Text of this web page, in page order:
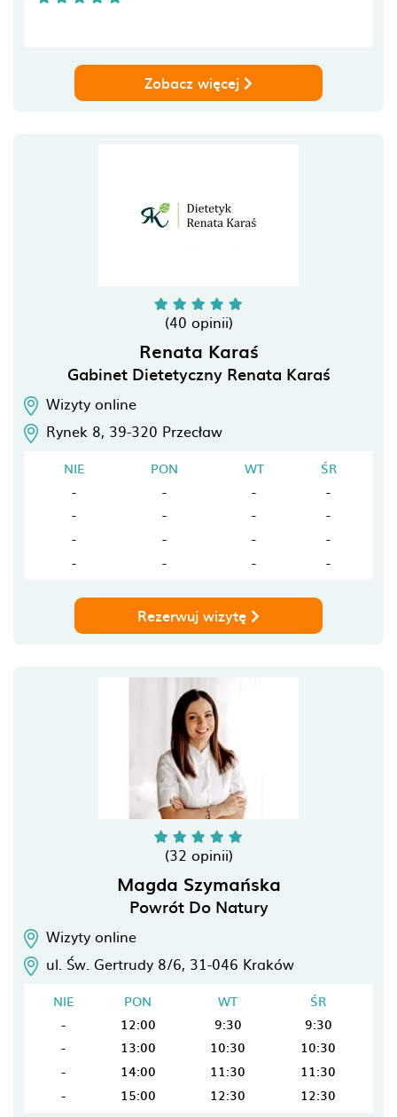
Zobacz więcej
(40 opinii)
Renata Karaś
Gabinet Dietetyczny Renata Karaś
Wizyty online
Rynek 8, 39-320 Przecław
NIE PON WT
ŚR
-
- -
-
-
- -
-
-
- -
-
-
- - -
Rezerwuj wizytę
(32 opinii)
Magda Szymańska
Powrót Do Natury
Wizyty online
ul. Św. Gertrudy 8/6, 31-046 Kraków
NIE PON WT
ŚR
-
12:00 9:30
9:30
-
13:00 10:30
10:30
-
14:00 11:30
11:30
-
15:00 12:30 12:30